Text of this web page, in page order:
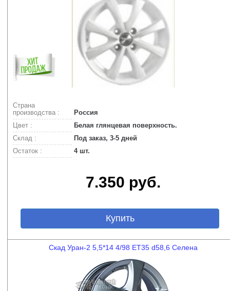
Страна
производства :
Россия
Цвет :
Белая глянцевая поверхность.
Склад :
Под заказ, 3-5 дней
Остаток :
4 шт.
7.350 руб.
Купить
Скад Уран-2 5,5*14 4/98 ET35 d58,6 Селена